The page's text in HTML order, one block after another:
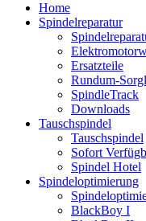
Home
Spindelreparatur
Ersatzteile
Rundum-
SpindleTrack
Downloads
Tauschspindel
Tauschspindel
Sofort
Spindel Hotel
Spindeloptimierung
BlackBoy I